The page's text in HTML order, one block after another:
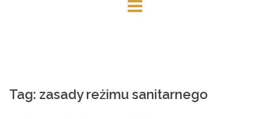
Tag: zasady reżimu sanitarnego